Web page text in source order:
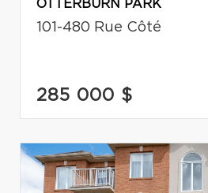
OTTERBURN PARK
101-480 Rue Côté
285 000 $